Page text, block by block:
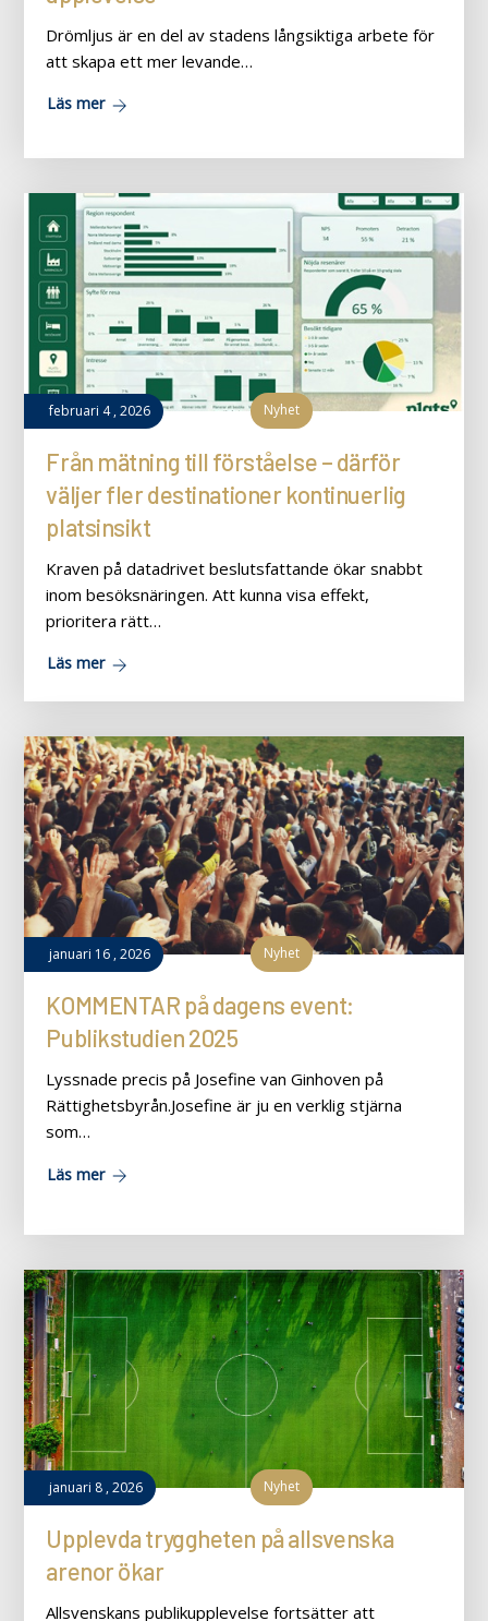
Drömljus är en del av stadens långsiktiga arbete för
att skapa ett mer levande…
Läs mer
februari 4,2026 Nyhet
Från mätning till förståelse – därför
väljer fler destinationer kontinuerlig
platsinsikt
Kraven på datadrivet beslutsfattande ökar snabbt
inom besöksnäringen. Att kunna visa effekt,
prioritera rätt…
Läs mer
januari 16,2026 Nyhet
KOMMENTAR på dagens event:
Publikstudien 2025
Lyssnade precis på Josefine van Ginhoven på
Rättighetsbyrån.Josefine är ju en verklig stjärna
som…
Läs mer
januari 8,2026 Nyhet
Upplevda tryggheten på allsvenska
arenor ökar
Allsvenskans publikupplevelse fortsätter att